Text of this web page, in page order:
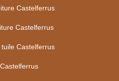
Castelferrus
Castelferrus
Castelferrus